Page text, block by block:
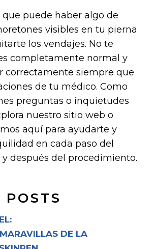
POSTS
DE LA
puede haber algo de
visibles en tu pierna
los vendajes. No te
completamente normal y
correctamente siempre que
de tu médico. Como
preguntas o inquietudes
nuestro sitio web o
aquí para ayudarte y
en cada paso del
y después del procedimiento.